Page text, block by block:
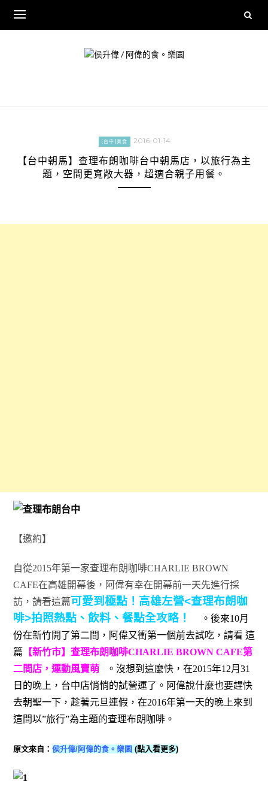
content
[台中]美食 2016-01-14
【台中朝馬】查理布朗咖啡台中朝馬店，以旅行為主
題，空間更寬敞大器，超適合親子用餐。
【邀約】
自從2015年第一家查理布朗咖啡CHARLIE BROWN
CAFE在高雄開幕後，阿偉有幸在開幕前一天先進行採
訪，請看這篇可愛到極點！高雄左營<查理布朗咖
啡>拍照熱點、飲料、餐點全攻略！
。後來10月
份在新竹開了第二間，阿偉又衝第一個前去試吃，請看 這
篇 【新竹市】查理布朗咖啡CHARLIE BROWN CAFE第
二間店，運動風賣萌
。沒想到這麼快，在2015年12月31
日的晚上，台中店悄悄的試營運了。阿偉說什麼也要趕快
去朝聖一下，趁著元旦連假，在2016年第一天的晚上來到
這間以”旅行”為主題的查理布朗咖啡。
原文來自： 侯升偉/阿偉的食。樂園 (點入看更多)